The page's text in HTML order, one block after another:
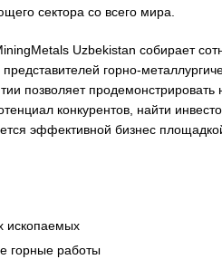
сектора со всего мира.
Uzbekistan собирает
горно-
позволяет продемонстрировать
конкурентов, найти
эффективной бизнес
ископаемых
горные работы